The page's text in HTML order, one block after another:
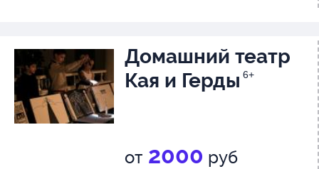
Домашний театр
Кая и Герды 6+
от 2000 руб